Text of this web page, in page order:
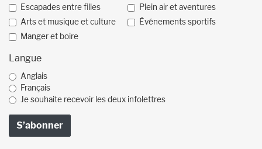
Escapades entre filles
Plein air et aventures
Arts et musique et culture
Événements sportifs
Manger et boire
Langue
Anglais
Français
Je souhaite recevoir les deux infolettres